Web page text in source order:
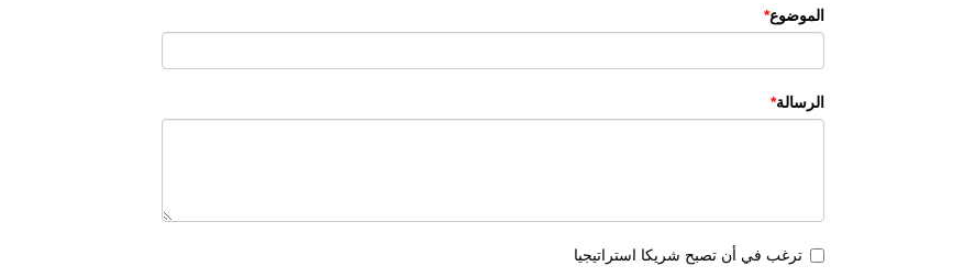
الموضوع
الرسالة
ترغب في أن تصبح شريكا استراتيجيا